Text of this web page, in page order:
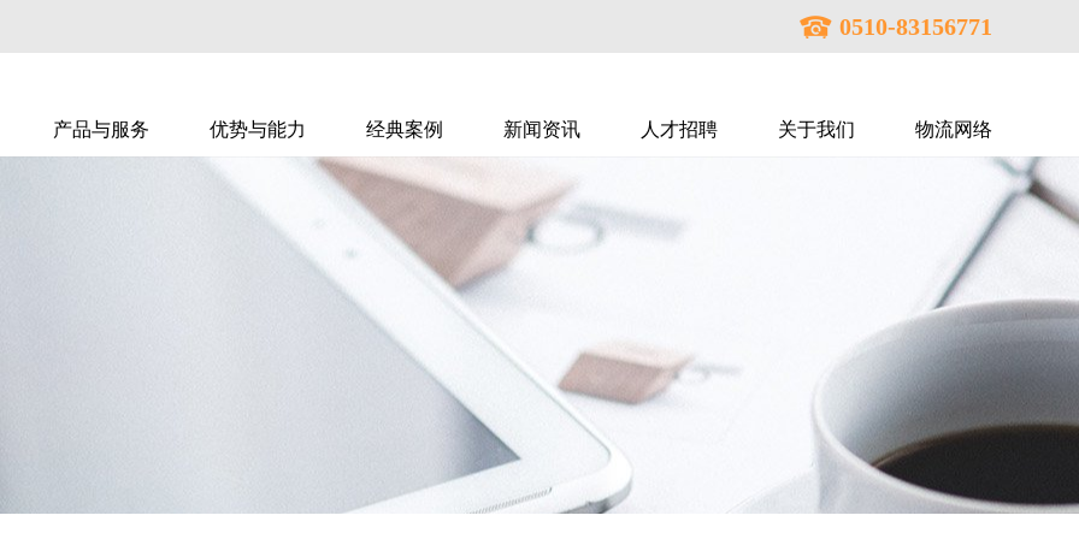
0510-83156771
产品与服务 优势与能力 经典案例 新闻资讯 人才招聘 关于我们 物流网络